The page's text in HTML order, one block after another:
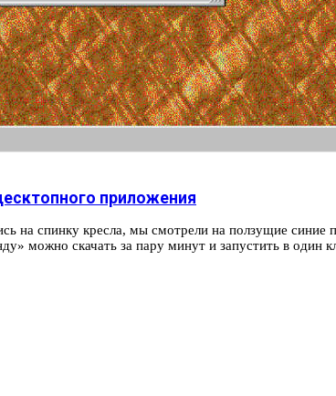
приложения
на спинку кресла, мы смотрели на ползущие синие
можно скачать за пару минут и запустить в один